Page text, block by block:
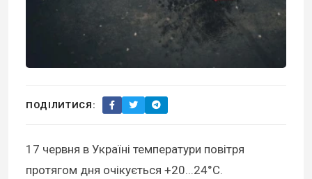
ПОДІЛИТИСЯ:
17 червня в Україні температури повітря
протягом дня очікується +20...24°С.